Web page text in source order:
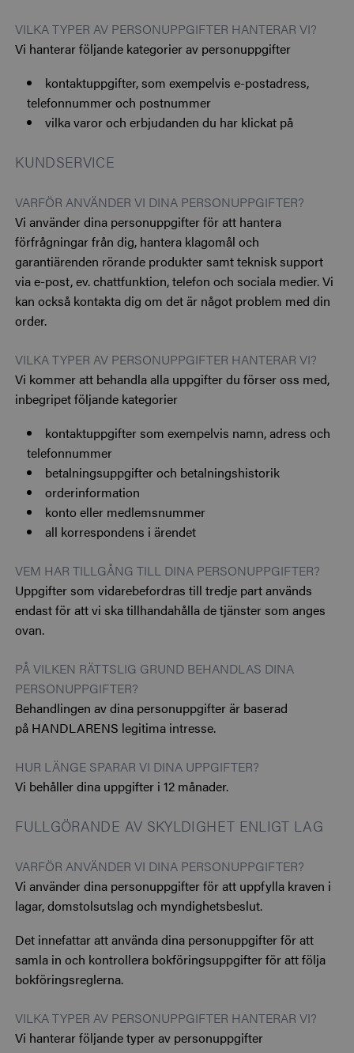
VILKA TYPER AV PERSONUPPGIFTER HANTERAR VI?
Vi hanterar följande kategorier av personuppgifter
kontaktuppgifter, som exempelvis e-postadress,
telefonnummer och postnummer
vilka varor och erbjudanden du har klickat på
KUNDSERVICE
VARFÖR ANVÄNDER VI DINA PERSONUPPGIFTER?
Vi använder dina personuppgifter för att hantera
förfrågningar från dig, hantera klagomål och
garantiärenden rörande produkter samt teknisk support
via e-post, ev. chattfunktion, telefon och sociala medier. Vi
kan också kontakta dig om det är något problem med din
order.
VILKA TYPER AV PERSONUPPGIFTER HANTERAR VI?
Vi kommer att behandla alla uppgifter du förser oss med,
inbegripet följande kategorier
kontaktuppgifter som exempelvis namn, adress och
telefonnummer
betalningsuppgifter och betalningshistorik
orderinformation
konto eller medlemsnummer
all korrespondens i ärendet
VEM HAR TILLGÅNG TILL DINA PERSONUPPGIFTER?
Uppgifter som vidarebefordras till tredje part används
endast för att vi ska tillhandahålla de tjänster som anges
ovan.
PÅ VILKEN RÄTTSLIG GRUND BEHANDLAS DINA
PERSONUPPGIFTER?
Behandlingen av dina personuppgifter är baserad
på HANDLARENS legitima intresse.
HUR LÄNGE SPARAR VI DINA UPPGIFTER?
Vi behåller dina uppgifter i 12 månader.
FULLGÖRANDE AV SKYLDIGHET ENLIGT LAG
VARFÖR ANVÄNDER VI DINA PERSONUPPGIFTER?
Vi använder dina personuppgifter för att uppfylla kraven i
lagar, domstolsutslag och myndighetsbeslut.
Det innefattar att använda dina personuppgifter för att
samla in och kontrollera bokföringsuppgifter för att följa
bokföringsreglerna.
VILKA TYPER AV PERSONUPPGIFTER HANTERAR VI?
Vi hanterar följande typer av personuppgifter